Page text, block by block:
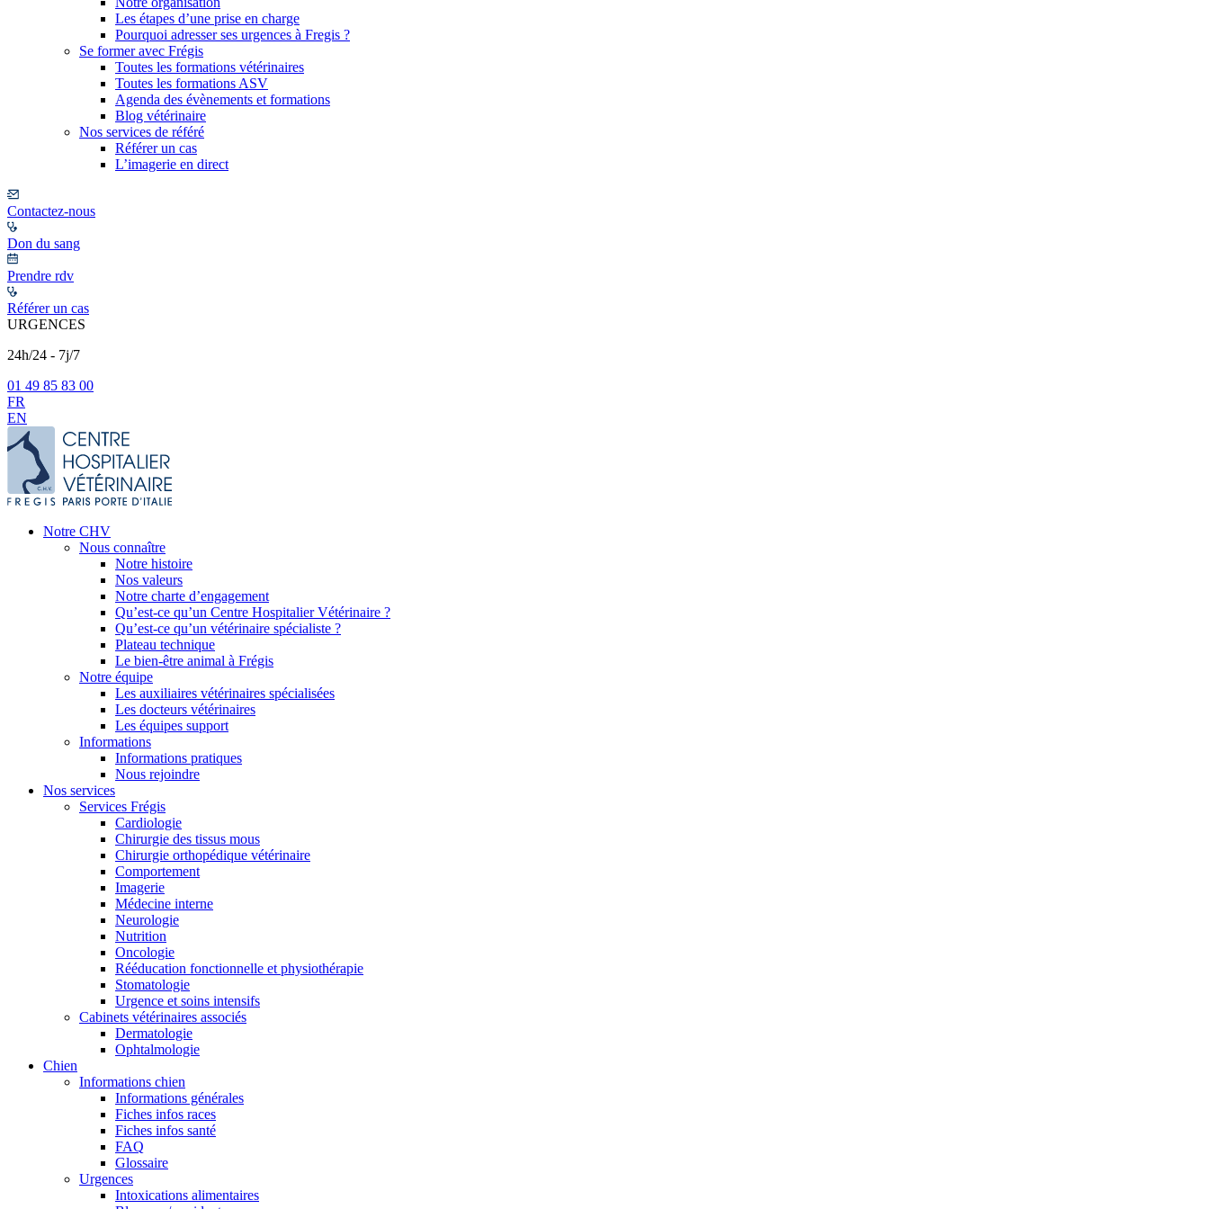
Les étapes d’une prise en charge
Pourquoi adresser ses urgences à Fregis ?
Se former avec Frégis
Toutes les formations vétérinaires
Toutes les formations ASV
Agenda des évènements et formations
Blog vétérinaire
Nos services de référé
Référer un cas
L’imagerie en direct
Contactez-nous
Don du sang
Prendre rdv
Référer un cas
URGENCES
24h/24 - 7j/7
01 49 85 83 00
FR
EN
Notre CHV
Nous connaître
Notre histoire
Nos valeurs
Notre charte d’engagement
Qu’est-ce qu’un Centre Hospitalier Vétérinaire ?
Qu’est-ce qu’un vétérinaire spécialiste ?
Plateau technique
Le bien-être animal à Frégis
Notre équipe
Les auxiliaires vétérinaires spécialisées
Les docteurs vétérinaires
Les équipes support
Informations
Informations pratiques
Nous rejoindre
Nos services
Services Frégis
Cardiologie
Chirurgie des tissus mous
Chirurgie orthopédique vétérinaire
Comportement
Imagerie
Médecine interne
Neurologie
Nutrition
Oncologie
Rééducation fonctionnelle et physiothérapie
Stomatologie
Urgence et soins intensifs
Cabinets vétérinaires associés
Dermatologie
Ophtalmologie
Chien
Informations chien
Informations générales
Fiches infos races
Fiches infos santé
FAQ
Glossaire
Urgences
Intoxications alimentaires